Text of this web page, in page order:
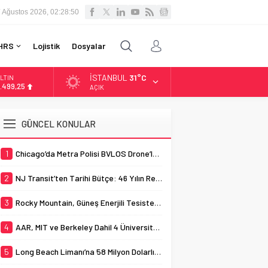
Ağustos 2026, 02:28:50
Lojistik Dosyalar
47,5921
54,9747
İSTANBUL 31°C
AÇIK
GÜNCEL KONULAR
1 Chicago’da Metra Polisi BVLOS Drone’larla Müdahale Süresini Kısalttı
2 NJ Transit’ten Tarihi Bütçe: 46 Yılın Rekoru Onaylandı
3 Rocky Mountain, Güneş Enerjili Tesisten İlk Rayı Sevk Etti
4 AAR, MIT ve Berkeley Dahil 4 Üniversiteyle Araştırma Konsorsiyumu Başlattı
5 Long Beach Limanı’na 58 Milyon Dolarlık Yeşil Yatırım Ödülü